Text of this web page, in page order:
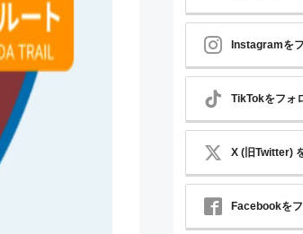
Instagramを
TikTokをフォ
X (旧Twitter)
Facebookを